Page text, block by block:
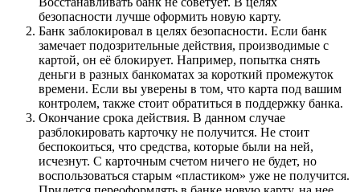
безопасности лучше оформить новую карту.
Банк заблокировал в целях безопасности. Если банк
замечает подозрительные действия, производимые с
картой, он её блокирует. Например, попытка снять
деньги в разных банкоматах за короткий промежуток
времени. Если вы уверены в том, что карта под вашим
контролем, также стоит обратиться в поддержку банка.
Окончание срока действия. В данном случае
разблокировать карточку не получится. Не стоит
беспокоиться, что средства, которые были на ней,
исчезнут. С карточным счетом ничего не будет, но
воспользоваться старым «пластиком» уже не получится.